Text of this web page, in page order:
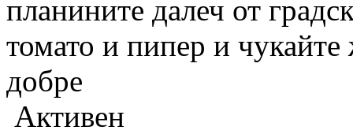
планините далеч от
томато и пипер и
добре
Активен